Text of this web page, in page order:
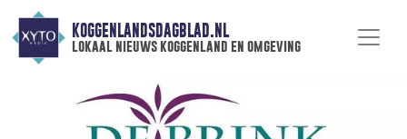
KOGGENLANDSDAGBLAD.NL
lokaal nieuws koggenland en omgeving